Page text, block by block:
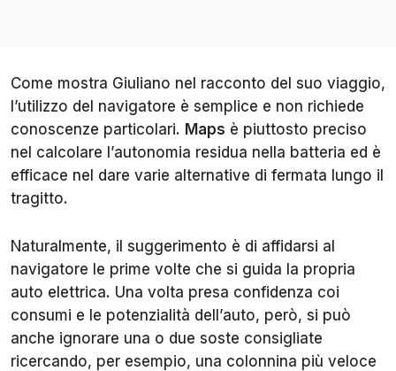
Come mostra Giuliano nel racconto del suo viaggio,
l’utilizzo del navigatore è semplice e non richiede
conoscenze particolari. Maps è piuttosto preciso
nel calcolare l’autonomia residua nella batteria ed è
efficace nel dare varie alternative di fermata lungo il
tragitto.
Naturalmente, il suggerimento è di affidarsi al
navigatore le prime volte che si guida la propria
auto elettrica. Una volta presa confidenza coi
consumi e le potenzialità dell’auto, però, si può
anche ignorare una o due soste consigliate
ricercando, per esempio, una colonnina più veloce